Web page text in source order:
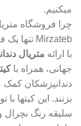
میکنیم.
چرا فروشگاه
Mirzateb تنها یک فروشگاه
با ارائه متریال
جهانی، همراه با
دندانپزشکان کمک
بزنند. این کیتها
سلیقه رنگ نچرال